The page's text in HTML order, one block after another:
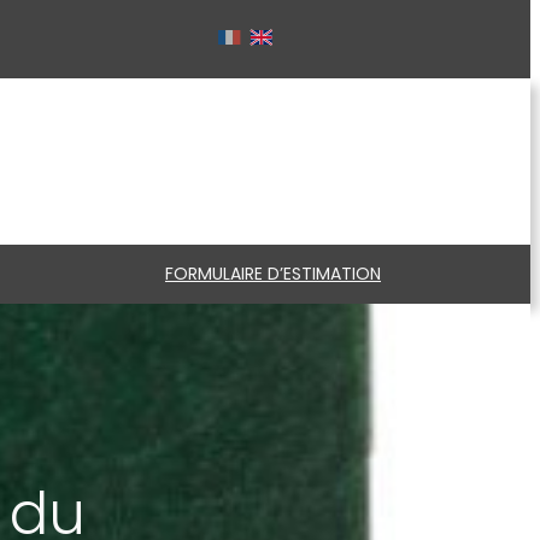
FORMULAIRE D’ESTIMATION